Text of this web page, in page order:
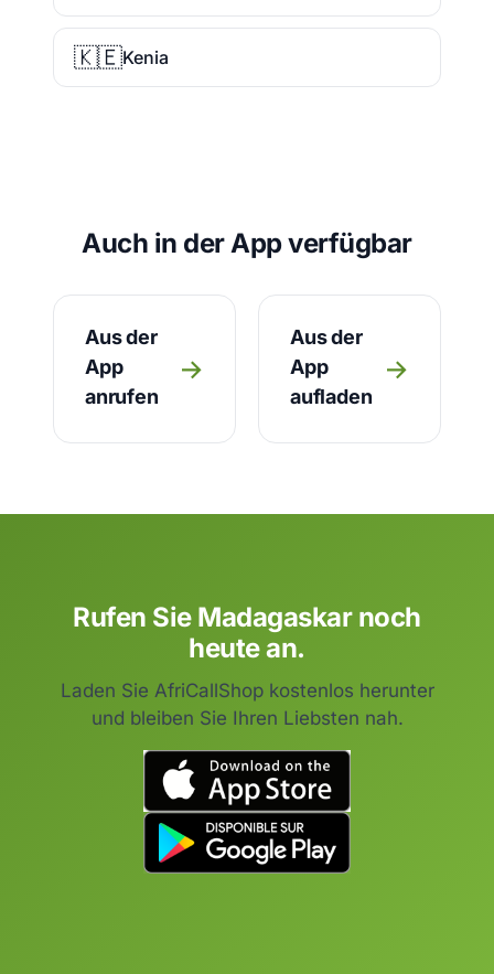
🇰🇪Kenia
Auch in der App verfügbar
Aus der
App
anrufen
→
Aus der
App
aufladen
→
Rufen Sie Madagaskar noch
heute an.
Laden Sie AfriCallShop kostenlos herunter
und bleiben Sie Ihren Liebsten nah.